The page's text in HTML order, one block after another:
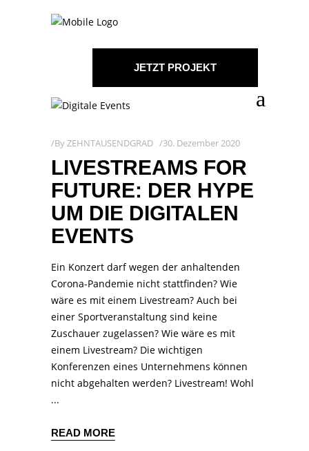
JETZT PROJEKT
ByZEHNTAUSENDGRAD 30. Dezember 2020
LIVESTREAMS FOR
FUTURE: DER HYPE
UM DIE DIGITALEN
EVENTS
Ein Konzert darf wegen der anhaltenden
Corona-Pandemie nicht stattfinden? Wie
wäre es mit einem Livestream? Auch bei
einer Sportveranstaltung sind keine
Zuschauer zugelassen? Wie wäre es mit
einem Livestream? Die wichtigen
Konferenzen eines Unternehmens können
nicht abgehalten werden? Livestream! Wohl
READ MORE